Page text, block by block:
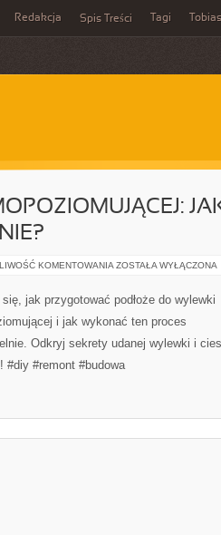
Redakcja Spis Treści Tagi
KOMENTOWANIA SEKRETY
JAK
ZROBIĆ
SAMODZIELNIE?
ZOSTAŁA WYŁĄCZONA
się, jak przygotować podłoże do wylewki
i jak wykonać ten proces
Odkryj sekrety udanej wylewki i
#diy #remont #budowa